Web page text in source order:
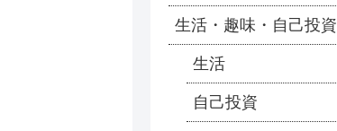
生活・趣味・自己投資
生活
自己投資